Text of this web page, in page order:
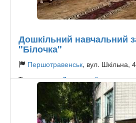
Дошкільний навчальний
"Білочка"
Першотравенськ, вул. Шкільна, 4
Тип садочку:Державний